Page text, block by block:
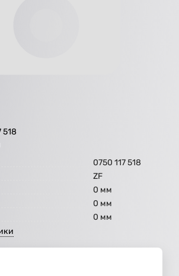
518
0750 117 518
ZF
0 мм
0 мм
0 мм